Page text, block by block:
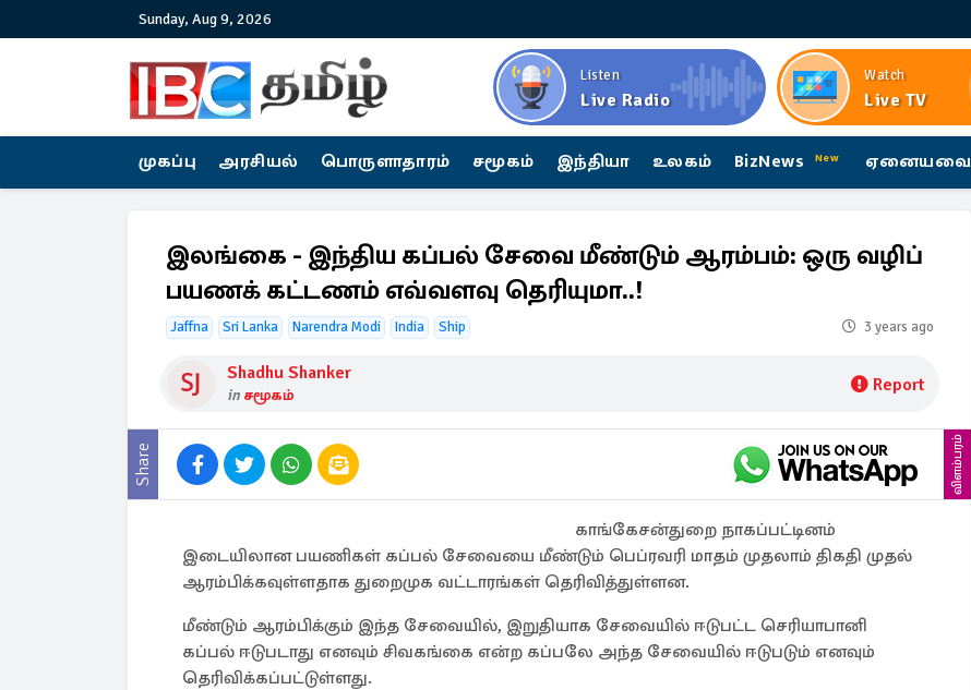
Sunday, Aug 9, 2026
Listen
Live Radio
Watch
Live TV
முகப்பு அரசியல் பொருளாதாரம் சமூகம் இந்தியா உலகம் BizNews New ஏனையவை
இலங்கை - இந்திய கப்பல் சேவை மீண்டும் ஆரம்பம்: ஒரு வழிப்
பயணக் கட்டணம் எவ்வளவு தெரியுமா..!
Jaffna Sri Lanka Narendra Modi India Ship 3 years ago
Shadhu Shanker
in சமூகம் Report
Share விளம்பரம்
காங்கேசன்துறை நாகப்பட்டினம்
இடையிலான பயணிகள் கப்பல் சேவையை மீண்டும் பெப்ரவரி மாதம் முதலாம் திகதி முதல்
ஆரம்பிக்கவுள்ளதாக துறைமுக வட்டாரங்கள் தெரிவித்துள்ளன.
மீண்டும் ஆரம்பிக்கும் இந்த சேவையில், இறுதியாக சேவையில் ஈடுபட்ட செரியாபானி
கப்பல் ஈடுபடாது எனவும் சிவகங்கை என்ற கப்பலே அந்த சேவையில் ஈடுபடும் எனவும்
தெரிவிக்கப்பட்டுள்ளது.